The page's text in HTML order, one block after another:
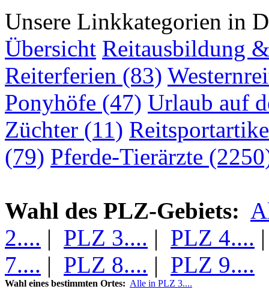
Unsere Linkkategorien in
Übersicht Reitausbildung
Reiterferien (83)
Ponyhöfe (47) Urlaub auf
Züchter (11)
(79) Pferde-Tierärzte
Wahl des PLZ-Gebiets:
2.... | PLZ 3.... | PLZ 4....
7.... | PLZ 8.... | PLZ 9....
Wahl eines bestimmten Ortes: Alle in PLZ 3....